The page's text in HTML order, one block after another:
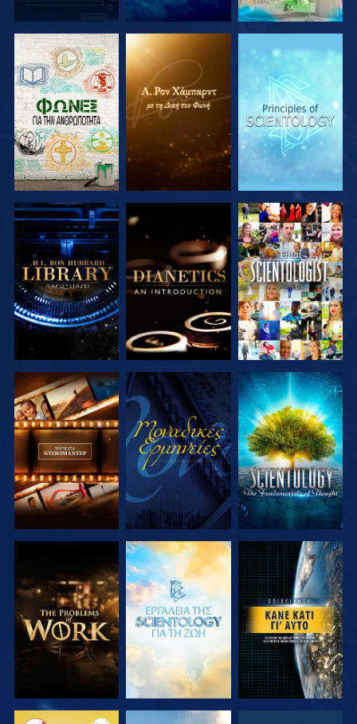
ΕΞΕΡΕΥΝΗΣΤΕ
ΤΗ ΣΕΙΡΑ
ΕΞΕΡΕΥΝΗΣΤΕ
ΤΗ ΣΕΙΡΑ
ΕΞΕΡΕΥΝΗΣΤΕ
ΤΗ ΣΕΙΡΑ
ΕΞΕΡΕΥΝΗΣΤΕ
ΤΗ ΣΕΙΡΑ
ΕΞΕΡΕΥΝΗΣΤΕ
ΤΗ ΣΕΙΡΑ
ΠΑΡΑΚΟΛΟΥΘΗΣΤΕ
ΕΞΕΡΕΥΝΗΣΤΕ
ΤΗ ΣΕΙΡΑ
ΠΑΡΑΚΟΛΟΥΘΗΣΤΕ
ΕΞΕΡΕΥΝΗΣΤΕ
ΤΗ ΣΕΙΡΑ
ΕΞΕΡΕΥΝΗΣΤΕ
ΤΗ ΣΕΙΡΑ
ΕΞΕΡΕΥΝΗΣΤΕ
ΤΗ ΣΕΙΡΑ
ΠΑΡΑΚΟΛΟΥΘΗΣΤΕ